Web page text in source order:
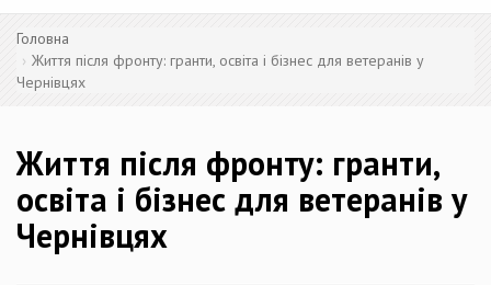
Головна
Життя після фронту: гранти, освіта і бізнес для ветеранів у
Чернівцях
Життя після фронту: гранти,
освіта і бізнес для ветеранів у
Чернівцях